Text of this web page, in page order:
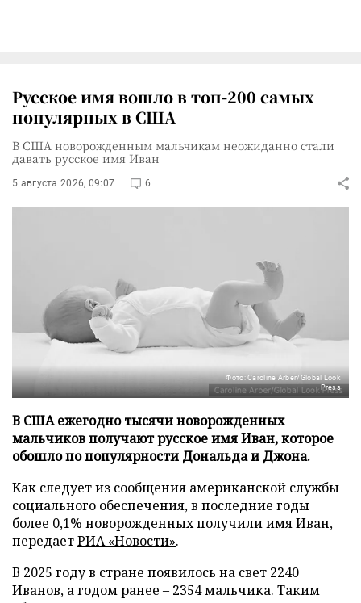
Русское имя вошло в топ-200 самых
популярных в США
В США новорожденным мальчикам неожиданно стали
давать русское имя Иван
5 августа 2026, 09:07 6
Фото: Caroline Arber/Global Look
Press
В США ежегодно тысячи новорожденных
мальчиков получают русское имя Иван, которое
обошло по популярности Дональда и Джона.
Как следует из сообщения американской службы
социального обеспечения, в последние годы
более 0,1% новорожденных получили имя Иван,
передаетРИА «Новости».
В 2025 году в стране появилось на свет 2240
Иванов, а годом ранее – 2354 мальчика. Таким